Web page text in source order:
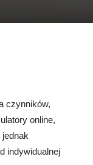
czynników,
online,
indywidualnej